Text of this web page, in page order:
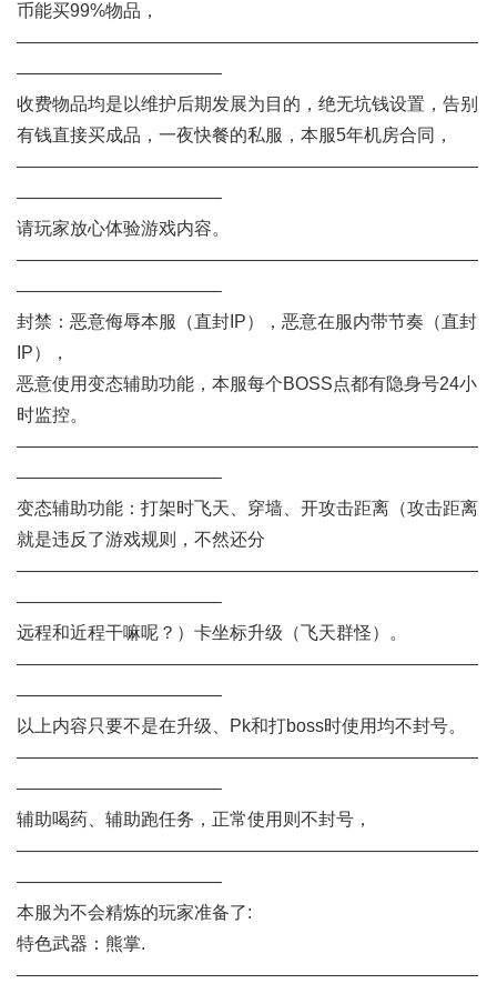
币能买99%物品，
——————————————————————————
———————————–
收费物品均是以维护后期发展为目的，绝无坑钱设置，告别
有钱直接买成品，一夜快餐的私服，本服5年机房合同，
——————————————————————————
———————————–
请玩家放心体验游戏内容。
——————————————————————————
———————————–
封禁：恶意侮辱本服（直封IP），恶意在服内带节奏（直封
IP），
恶意使用变态辅助功能，本服每个BOSS点都有隐身号24小
时监控。
——————————————————————————
———————————–
变态辅助功能：打架时飞天、穿墙、开攻击距离（攻击距离
就是违反了游戏规则，不然还分
——————————————————————————
———————————–
远程和近程干嘛呢？）卡坐标升级（飞天群怪）。
——————————————————————————
———————————–
以上内容只要不是在升级、Pk和打boss时使用均不封号。
——————————————————————————
———————————–
辅助喝药、辅助跑任务，正常使用则不封号，
——————————————————————————
———————————–
本服为不会精炼的玩家准备了:
特色武器：熊掌.
——————————————————————————